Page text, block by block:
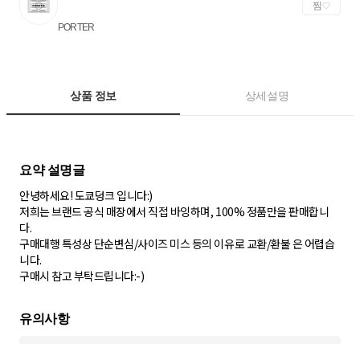
PORTER
찜
상품 정보 상세설명
요약 설명글
안녕하세요! 도쿄덩크 입니다:)
저희는 브랜드 공식 매장에서 직접 바잉하며, 100% 정품만을 판매합니
다.
구매대행 특성상 단순변심/사이즈 미스 등의 이유로 교환/환불 은 어렵습
니다.
구매시 참고 부탁드립니다:-)
유의사항